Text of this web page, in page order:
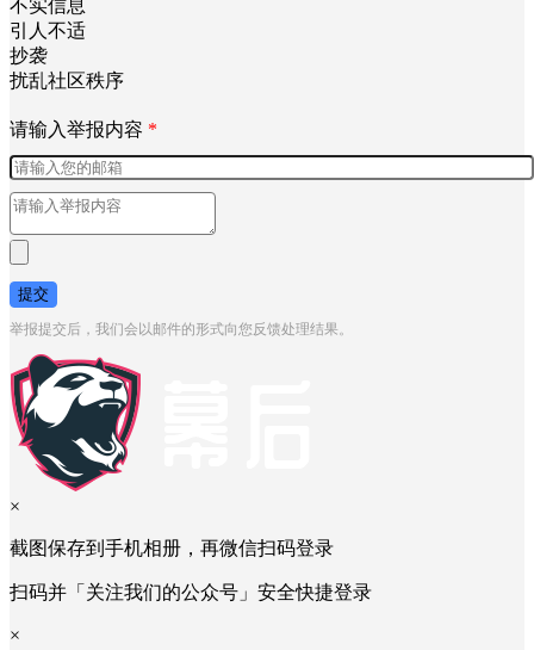
不实信息
引人不适
抄袭
扰乱社区秩序
请输入举报内容 *
提交
举报提交后，我们会以邮件的形式向您反馈处理结果。
×
截图保存到手机相册，再微信扫码登录
扫码并「关注我们的公众号」安全快捷登录
×